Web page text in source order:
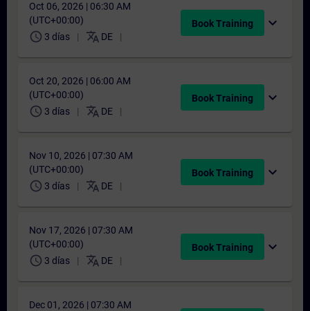
Oct 06, 2026 | 06:30 AM
(UTC+00:00)
schedule 3 días translate DE
Book Training expand_more
Oct 20, 2026 | 06:00 AM
(UTC+00:00)
schedule 3 días translate DE
Book Training expand_more
Nov 10, 2026 | 07:30 AM
(UTC+00:00)
schedule 3 días translate DE
Book Training expand_more
Nov 17, 2026 | 07:30 AM
(UTC+00:00)
schedule 3 días translate DE
Book Training expand_more
Dec 01, 2026 | 07:30 AM